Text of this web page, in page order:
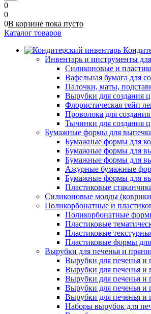
0
0
0В корзине пока пусто
Каталог товаров
Инвентарь и инструменты
Силиконовые и
Вафельная бумага для
Палочки, маты,
Вырубки для создания
Флористическая тейп
Проволока для
Тычинки для создания
Бумажные формы для
Бумажные формы для
Бумажные формы для
Бумажные формы для
Ажурные бумажные
Бумажные формы для
Пластиковые
Силиконовые молды
Поликорбонатные и
Поликорбонатные
Пластиковые
Пластиковые
Пластиковые формы
Вырубки для печенья и
Вырубки для печенья и
Вырубки для печенья и
Вырубки для печенья и
Вырубки для печенья и
Вырубки для печенья и
Наборы вырубок для